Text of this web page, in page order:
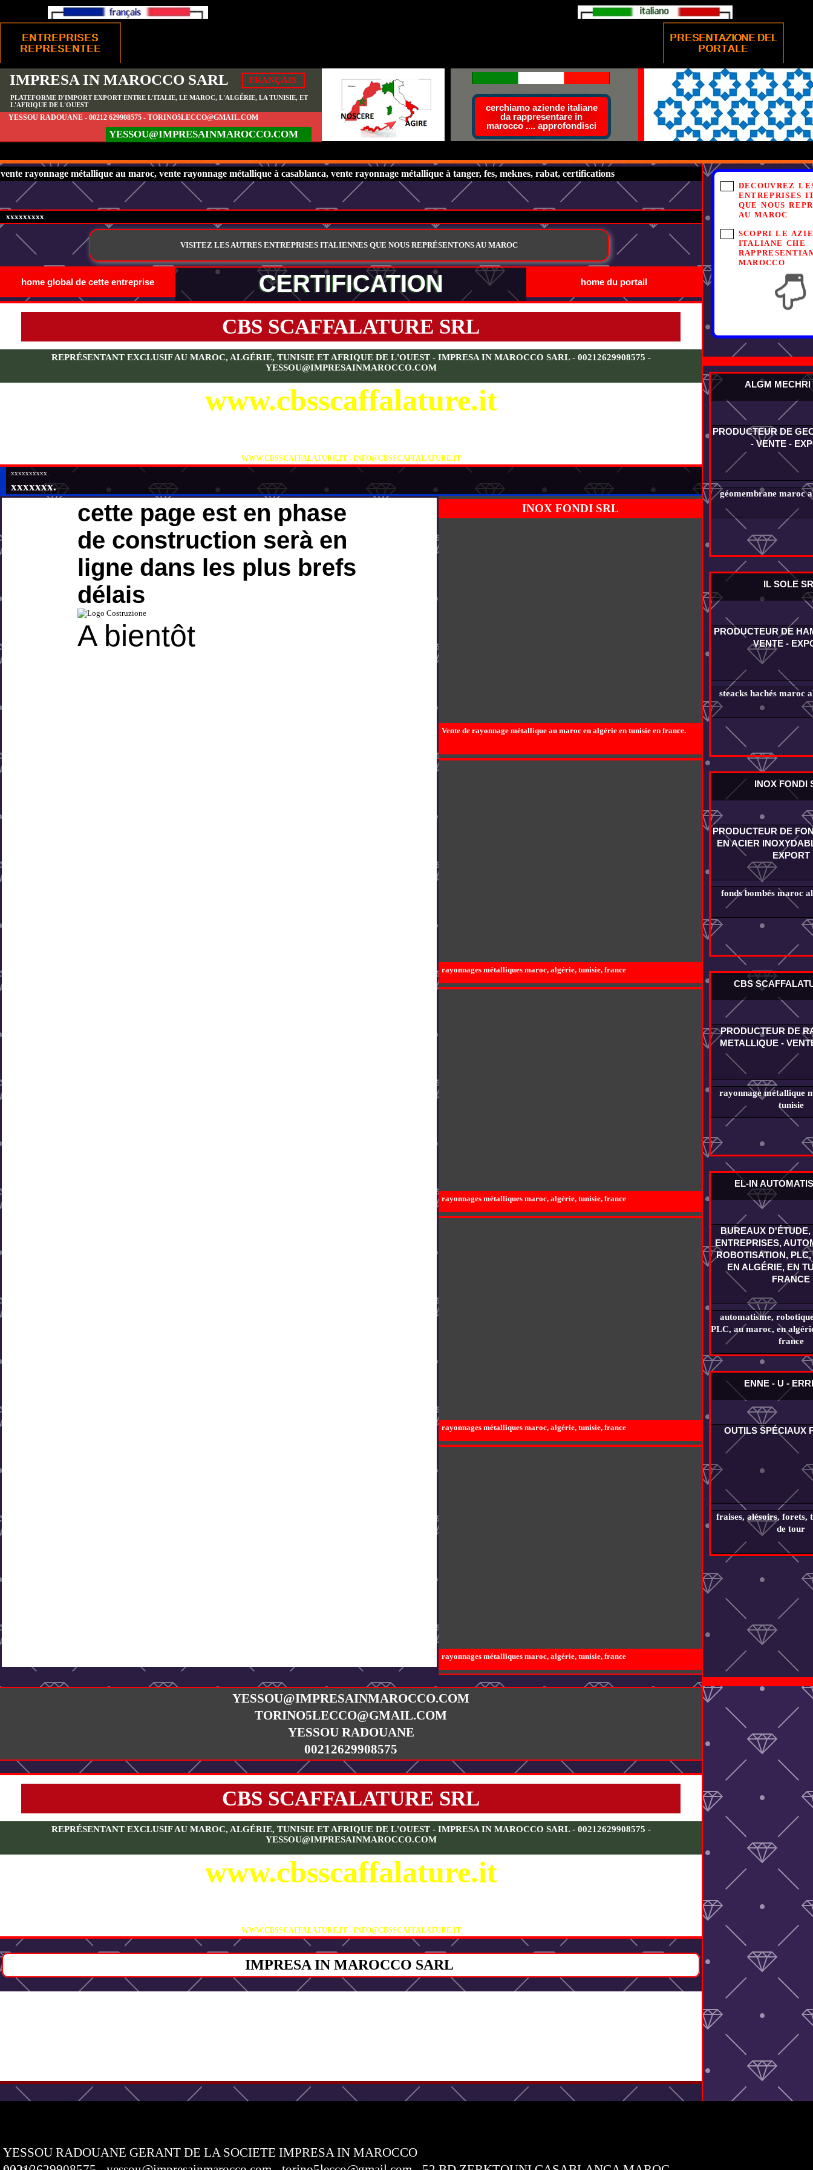
IMPRESA IN MAROCCO SARL FRANÇAIS
PLATEFORME D'IMPORT EXPORT ENTRE L'ITALIE, LE MAROC, L'ALGÉRIE, LA TUNISIE, ET
L'AFRIQUE DE L'OUEST
YESSOU RADOUANE - 00212 629908575 - TORINO5LECCO@GMAIL.COM
YESSOU@IMPRESAINMAROCCO.COM
cerchiamo aziende italiane
da rappresentare in
marocco .... approfondisci
DECOUVREZ
ENTREPRISES
QUE NOUS
AU MAROC
SCOPRI LE
ITALIANE CHE
MAROCCO
ALGM MECHRI
PRODUCTEUR DE
- VENTE -
géomembrane maroc
IL SOLE
PRODUCTEUR DE
VENTE -
steacks hachés maroc
INOX FONDI
PRODUCTEUR DE
EN ACIER
EXPORT
fonds bombés maroc
CBS
PRODUCTEUR DE
METALLIQUE -
rayonnage métallique
tunisie
EL-IN
BUREAUX D'ÉTUDE,
ENTREPRISES,
ROBOTISATION,
EN ALGÉRIE, EN
FRANCE
automatisme,
PLC, au maroc, en
france
ENNE - U -
OUTILS SPÉCIAUX
fraises, alésoirs, forets,
de tour
vente rayonnage métallique au maroc, vente rayonnage métallique à casablanca, vente rayonnage métallique à tanger, fes, meknes, rabat, certifications
xxxxxxxxx
VISITEZ LES AUTRES ENTREPRISES ITALIENNES QUE NOUS REPRÉSENTONS AU MAROC
home global de cette entreprise CERTIFICATION home du portail
CBS SCAFFALATURE SRL
REPRÉSENTANT EXCLUSIF AU MAROC, ALGÉRIE, TUNISIE ET AFRIQUE DE L'OUEST - IMPRESA IN MAROCCO SARL - 00212629908575 -
YESSOU@IMPRESAINMAROCCO.COM
www.cbsscaffalature.it
WWW.CBSSCAFFALATURE.IT - INFO@CBSSCAFFALATURE.IT
xxxxxxxxxx.
xxxxxxx.
cette page est en phase
de construction serà en
ligne dans les plus brefs
délais
A bientôt
INOX FONDI SRL
Vente de rayonnage métallique au maroc en algérie en tunisie en france.
rayonnages métalliques maroc, algérie, tunisie, france
rayonnages métalliques maroc, algérie, tunisie, france
rayonnages métalliques maroc, algérie, tunisie, france
rayonnages métalliques maroc, algérie, tunisie, france
YESSOU@IMPRESAINMAROCCO.COM
TORINO5LECCO@GMAIL.COM
YESSOU RADOUANE
00212629908575
CBS SCAFFALATURE SRL
REPRÉSENTANT EXCLUSIF AU MAROC, ALGÉRIE, TUNISIE ET AFRIQUE DE L'OUEST - IMPRESA IN MAROCCO SARL - 00212629908575 -
YESSOU@IMPRESAINMAROCCO.COM
www.cbsscaffalature.it
WWW.CBSSCAFFALATURE.IT - INFO@CBSSCAFFALATURE.IT
IMPRESA IN MAROCCO SARL
YESSOU RADOUANE GERANT DE LA SOCIETE IMPRESA IN MAROCCO